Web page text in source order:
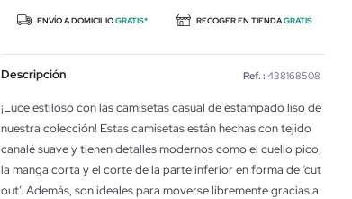
ENVÍO A DOMICILIOGRATIS* RECOGER EN TIENDAGRATIS
Descripción Ref. : 438168508
¡Luce estiloso con las camisetas casual de estampado liso de
nuestra colección! Estas camisetas están hechas con tejido
canalé suave y tienen detalles modernos como el cuello pico,
la manga corta y el corte de la parte inferior en forma de ‘cut
out’. Además, son ideales para moverse libremente gracias a